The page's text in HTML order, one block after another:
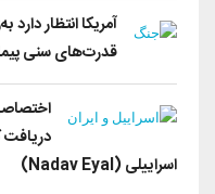
آمریکا انتظار
قدرت‌های سنی
دریافت
اسراییلی (Nadav Eyal)